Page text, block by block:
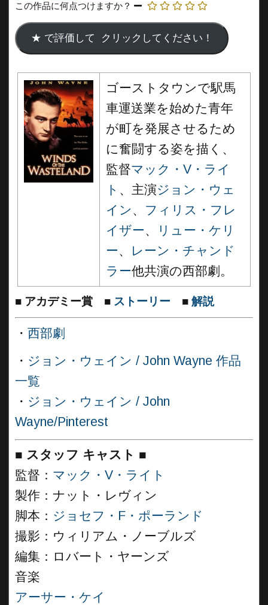
この作品に何点つけますか？
ゴーストタウンで駅馬
車運送業を始めた青年
が町を発展させるため
に奮闘する姿を描く、
監督マック・V・ライ
ト 、主演ジョン・ウェ
イン 、 フィリス・フレ
イザー、
リュー・ケリ
ー、
レーン・チャンド
ラー他共演の西部劇。
■ アカデミー賞 ■ ストーリー ■ 解説
・ 西部劇
・ ジョン・ウェイン / John Wayne 作品
一覧
・ ジョン・ウェイン / John
Wayne/Pinterest
■ スタッフ キャスト ■
監督： マック・V・ライト
製作：ナット・レヴィン
脚本： ジョセフ・F・ポーランド
撮影：ウィリアム・ノーブルズ
編集：ロバート・ヤーンズ
音楽
アーサー・ケイ